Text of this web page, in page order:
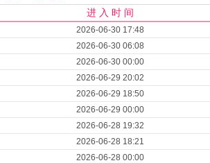
进 入 时 间
2026-06-30 17:48
2026-06-30 06:08
2026-06-30 00:00
2026-06-29 20:02
2026-06-29 18:50
2026-06-29 00:00
2026-06-28 19:32
2026-06-28 18:21
2026-06-28 00:00